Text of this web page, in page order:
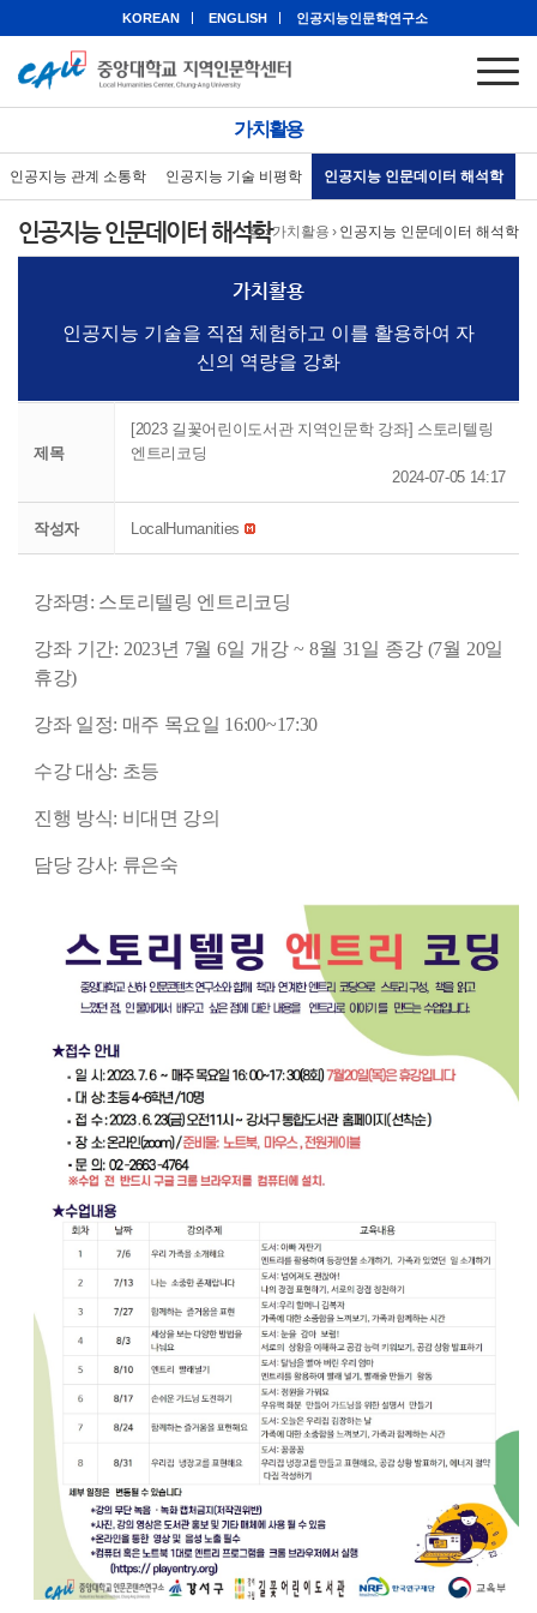
KOREAN ENGLISH 인공지능인문학연구소
가치활용
인공지능 관계 소통학 인공지능 기술 비평학 인공지능 인문데이터 해석학
홈›가치활용 › 인공지능 인문데이터 해석학
인공지능 인문데이터 해석학
가치활용
인공지능 기술을 직접 체험하고 이를 활용하여 자
신의 역량을 강화
제목
[2023 길꽃어린이도서관 지역인문학 강좌] 스토리텔링
엔트리코딩
2024-07-05 14:17
작성자 LocalHumanities
강좌명: 스토리텔링 엔트리코딩
강좌 기간: 2023년 7월 6일 개강 ~ 8월 31일 종강 (7월 20일
휴강)
강좌 일정: 매주 목요일 16:00~17:30
수강 대상: 초등
진행 방식: 비대면 강의
담당 강사: 류은숙